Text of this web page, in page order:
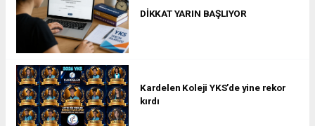
DİKKAT YARIN BAŞLIYOR
Kardelen Koleji YKS’de yine rekor
kırdı